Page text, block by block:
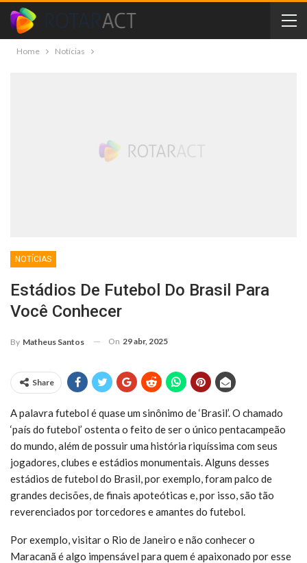
Home Notícias
NOTÍCIAS
Estádios De Futebol Do Brasil Para
Você Conhecer
By Matheus Santos On 29 abr, 2025
Share
A palavra futebol é quase um sinônimo de ‘Brasil’. O chamado
‘país do futebol’ ostenta o feito de ser o único pentacampeão
do mundo, além de possuir uma história riquíssima com seus
jogadores, clubes e estádios monumentais. Alguns desses
estádios de futebol do Brasil, por exemplo, foram palco de
grandes decisões, de finais apoteóticas e, por isso, são tão
reverenciados por torcedores e amantes do futebol.
Por exemplo, visitar o Rio de Janeiro e não conhecer o
Maracanã é algo impensável para quem é apaixonado por esse